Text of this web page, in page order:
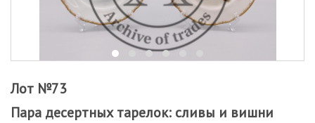
Лот №73
Пара десертных тарелок: сливы и вишни